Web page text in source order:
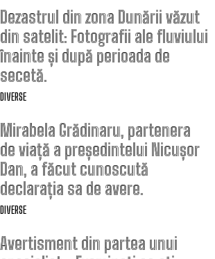
Dezastrul din zona Dunării văzut
din satelit: Fotografii ale fluviului
înainte și după perioada de
secetă.
DIVERSE
Mirabela Grădinaru, partenera
de viață a președintelui Nicușor
Dan, a făcut cunoscută
declarația sa de avere.
DIVERSE
Avertisment din partea unui